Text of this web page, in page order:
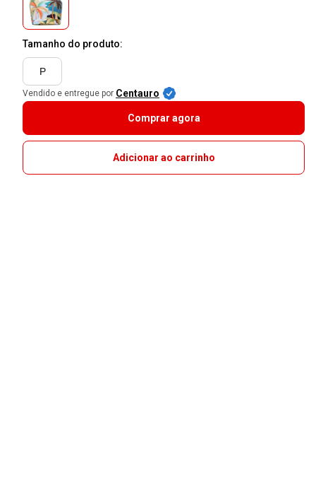
Tamanho do produto:
P
Vendido e entregue por Centauro
Comprar agora
Adicionar ao carrinho